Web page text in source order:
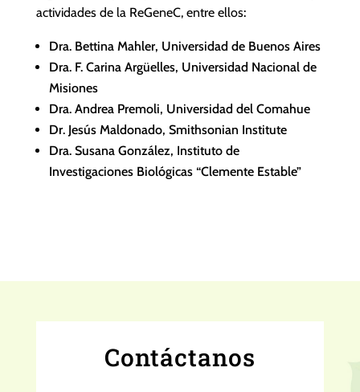
actividades de la ReGeneC, entre ellos:
Dra. Bettina Mahler, Universidad de Buenos Aires
Dra. F. Carina Argüelles, Universidad Nacional de
Misiones
Dra. Andrea Premoli, Universidad del Comahue
Dr. Jesús Maldonado, Smithsonian Institute
Dra. Susana González, Instituto de
Investigaciones Biológicas “Clemente Estable”
Contáctanos